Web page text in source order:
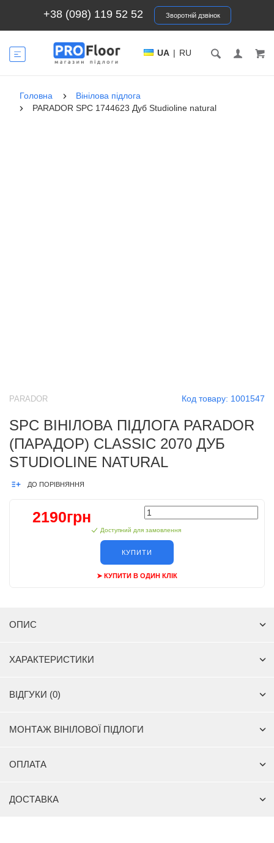
+38 (098) 119 52 52 Зворотній дзвінок
UA | RU
Головна
Вінілова підлога
PARADOR SPC 1744623 Дуб Studioline natural
Код товару: 1001547
PARADOR
SPC ВІНІЛОВА ПІДЛОГА PARADOR
(ПАРАДОР) CLASSIC 2070 ДУБ
STUDIOLINE NATURAL
ДО ПОРІВНЯННЯ
2190грн
Доступний для замовлення
КУПИТИ
➤ КУПИТИ В ОДИН КЛІК
ОПИС
ХАРАКТЕРИСТИКИ
ВІДГУКИ (0)
МОНТАЖ ВІНІЛОВОЇ ПІДЛОГИ
ОПЛАТА
ДОСТАВКА